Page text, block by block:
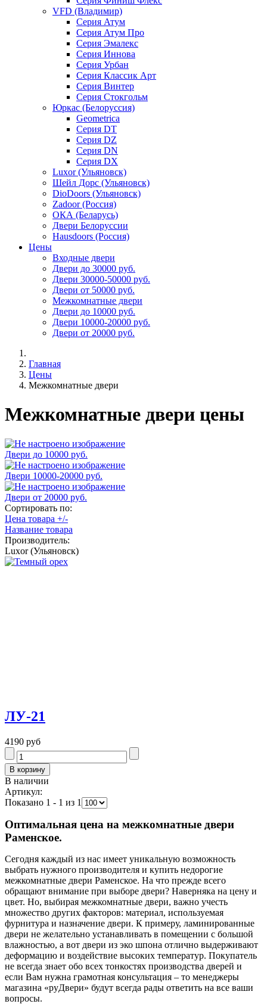
VFD (Владимир)
Серия Атум
Серия Атум Про
Серия Эмалекс
Серия Иннова
Серия Урбан
Серия Классик Арт
Серия Винтер
Серия Стокгольм
Юркас (Белоруссия)
Geometrica
Серия DT
Серия DZ
Серия DN
Серия DX
Luxor (Ульяновск)
Шейл Дорс (Ульяновск)
DioDoors (Ульяновск)
Zadoor (Россия)
ОКА (Беларусь)
Двери Белоруссии
Hausdoors (Россия)
Цены
Входные двери
Двери до 30000 руб.
Двери 30000-50000 руб.
Двери от 50000 руб.
Межкомнатные двери
Двери до 10000 руб.
Двери 10000-20000 руб.
Двери от 20000 руб.
Главная
Цены
Межкомнатные двери
Межкомнатные двери цены
Двери до 10000 руб.
Двери 10000-20000 руб.
Двери от 20000 руб.
Сортировать по:
Цена товара +/-
Название товара
Производитель:
Luxor (Ульяновск)
ЛУ-21
4190 руб
В наличии
Артикул:
Показано 1 - 1 из 1
Оптимальная цена на межкомнатные двери
Раменское.
Сегодня каждый из нас имеет уникальную возможность
выбрать нужного производителя и купить недорогие
межкомнатные двери Раменское. На что прежде всего
обращают внимание при выборе двери? Наверняка на цену и
цвет. Но, выбирая межкомнатные двери, важно учесть
множество других факторов: материал, используемая
фурнитура и назначение двери. К примеру, ламинированные
двери не желательно устанавливать в помещении с большой
влажностью, а вот двери из эко шпона отлично выдерживают
деформацию и воздействие высоких температур. Покупатель
не всегда знает обо всех тонкостях производства дверей и
если Вам нужна грамотная консультация – то менеджеры
магазина «руДвери» будут всегда рады ответить на все ваши
вопросы.